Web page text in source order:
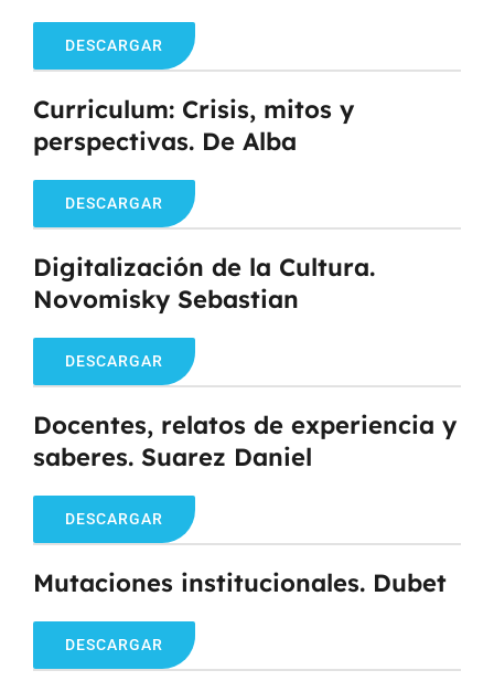
DESCARGAR
Curriculum: Crisis, mitos y
perspectivas. De Alba
DESCARGAR
Digitalización de la Cultura.
Novomisky Sebastian
DESCARGAR
Docentes, relatos de experiencia y
saberes. Suarez Daniel
DESCARGAR
Mutaciones institucionales. Dubet
DESCARGAR